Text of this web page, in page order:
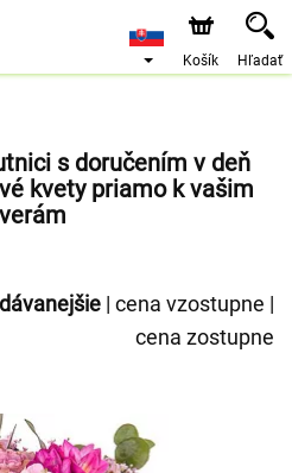
nášho e-shopu.
doručenia je od 10.8.2026 z
Košík Hľadať
s doručením v deň
kvety priamo k vašim
| cena vzostupne |
cena zostupne